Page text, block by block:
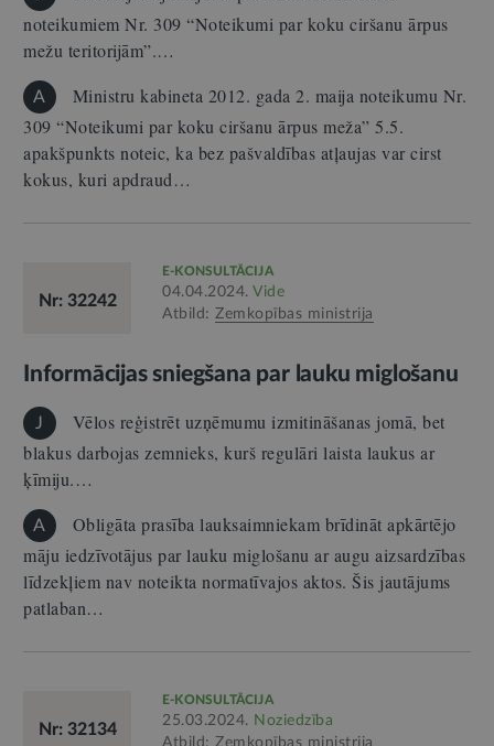
noteikumiem Nr. 309 “Noteikumi par koku ciršanu ārpus
mežu teritorijām”.…
A
Ministru kabineta 2012. gada 2. maija noteikumu Nr.
309 “Noteikumi par koku ciršanu ārpus meža” 5.5.
apakšpunkts noteic, ka bez pašvaldības atļaujas var cirst
kokus, kuri apdraud…
Nr: 32242
E-KONSULTĀCIJA
04.04.2024. Vide
Atbild: Zemkopības ministrija
Informācijas sniegšana par lauku miglošanu
J
Vēlos reģistrēt uzņēmumu izmitināšanas jomā, bet
blakus darbojas zemnieks, kurš regulāri laista laukus ar
ķīmiju.…
A
Obligāta prasība lauksaimniekam brīdināt apkārtējo
māju iedzīvotājus par lauku miglošanu ar augu aizsardzības
līdzekļiem nav noteikta normatīvajos aktos. Šis jautājums
patlaban…
Nr: 32134
E-KONSULTĀCIJA
25.03.2024. Noziedzība
Atbild: Zemkopības ministrija